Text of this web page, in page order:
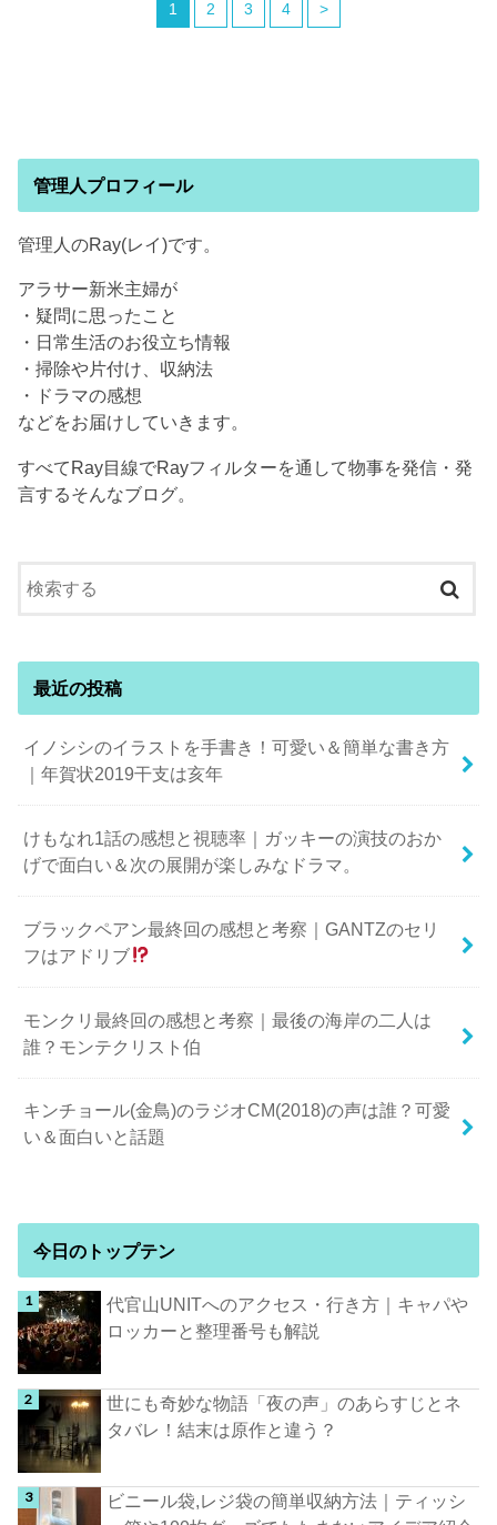
1 2 3 4 >
管理人プロフィール
管理人のRay(レイ)です。
アラサー新米主婦が
・疑問に思ったこと
・日常生活のお役立ち情報
・掃除や片付け、収納法
・ドラマの感想
などをお届けしていきます。
すべてRay目線でRayフィルターを通して物事を発信・発
言するそんなブログ。
最近の投稿
イノシシのイラストを手書き！可愛い＆簡単な書き方
｜年賀状2019干支は亥年
けもなれ1話の感想と視聴率｜ガッキーの演技のおか
げで面白い＆次の展開が楽しみなドラマ。
ブラックペアン最終回の感想と考察｜GANTZのセリ
フはアドリブ
モンクリ最終回の感想と考察｜最後の海岸の二人は
誰？モンテクリスト伯
キンチョール(金鳥)のラジオCM(2018)の声は誰？可愛
い＆面白いと話題
今日のトップテン
代官山UNITへのアクセス・行き方｜キャパや
ロッカーと整理番号も解説
世にも奇妙な物語「夜の声」のあらすじとネ
タバレ！結末は原作と違う？
ビニール袋,レジ袋の簡単収納方法｜ティッシ